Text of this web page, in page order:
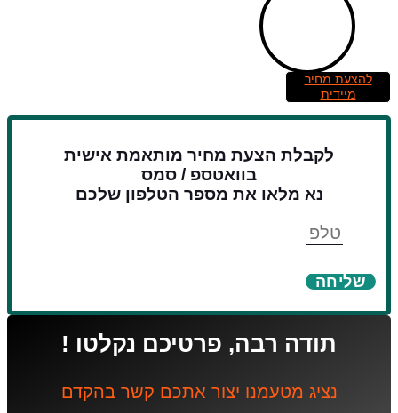
להצעת מחיר
מיידית
לקבלת הצעת מחיר מותאמת אישית
בוואטספ / סמס
נא מלאו את מספר הטלפון שלכם
שליחה
תודה רבה, פרטיכם נקלטו !
נציג מטעמנו יצור אתכם קשר בהקדם